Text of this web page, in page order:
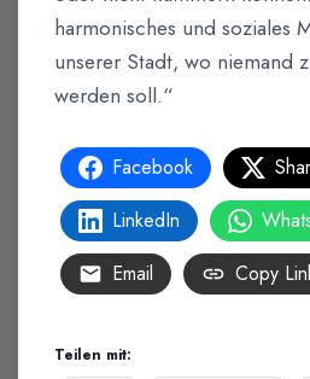
harmonisches und soziales
unserer Stadt, wo niemand
werden soll.“
Facebook
LinkedIn
Email
Copy
Teilen mit: